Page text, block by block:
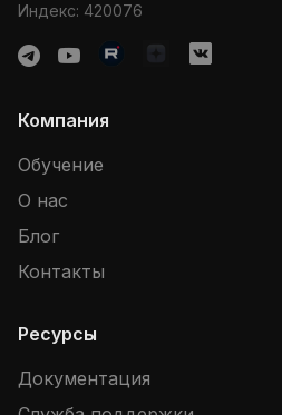
Индекс: 420076
Компания
Обучение
О нас
Блог
Контакты
Ресурсы
Документация